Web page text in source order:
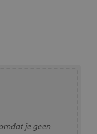
je geen